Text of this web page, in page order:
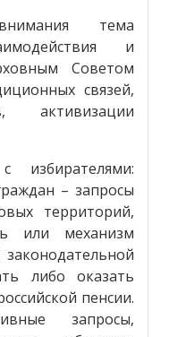
тема
и
Советом
связей,
активизации
избирателями:
– запросы
территорий,
или механизм
либо оказать
пенсии.
запросы,